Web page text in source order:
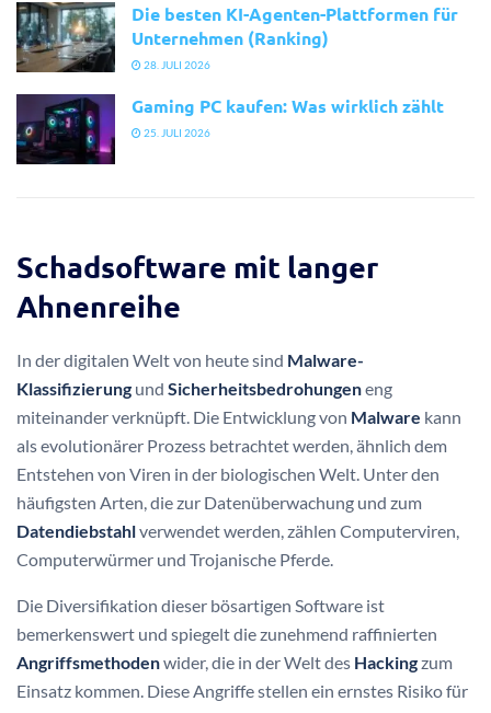
Die besten KI-Agenten-Plattformen für
Unternehmen (Ranking)
28. JULI 2026
Gaming PC kaufen: Was wirklich zählt
25. JULI 2026
Schadsoftware mit langer
Ahnenreihe
In der digitalen Welt von heute sind Malware-
Klassifizierung und Sicherheitsbedrohungeneng
miteinander verknüpft. Die Entwicklung von Malware kann
als evolutionärer Prozess betrachtet werden, ähnlich dem
Entstehen von Viren in der biologischen Welt. Unter den
häufigsten Arten, die zur Datenüberwachung und zum
Datendiebstahlverwendet werden, zählen Computerviren,
Computerwürmer und Trojanische Pferde.
Die Diversifikation dieser bösartigen Software ist
bemerkenswert und spiegelt die zunehmend raffinierten
Angriffsmethodenwider, die in der Welt des Hackingzum
Einsatz kommen. Diese Angriffe stellen ein ernstes Risiko für